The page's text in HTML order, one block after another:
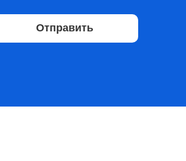
Отправить